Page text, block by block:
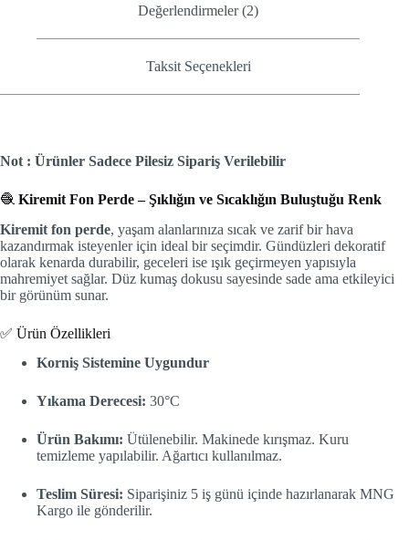
Değerlendirmeler (2)
Taksit Seçenekleri
Not : Ürünler Sadece Pilesiz Sipariş Verilebilir
🧶 Kiremit Fon Perde – Şıklığın ve Sıcaklığın Buluştuğu Renk
Kiremit fon perde, yaşam alanlarınıza sıcak ve zarif bir hava
kazandırmak isteyenler için ideal bir seçimdir. Gündüzleri dekoratif
olarak kenarda durabilir, geceleri ise ışık geçirmeyen yapısıyla
mahremiyet sağlar. Düz kumaş dokusu sayesinde sade ama etkileyici
bir görünüm sunar.
✅ Ürün Özellikleri
Korniş Sistemine Uygundur
Yıkama Derecesi: 30°C
Ürün Bakımı: Ütülenebilir. Makinede kırışmaz. Kuru
temizleme yapılabilir. Ağartıcı kullanılmaz.
Teslim Süresi: Siparişiniz 5 iş günü içinde hazırlanarak MNG
Kargo ile gönderilir.